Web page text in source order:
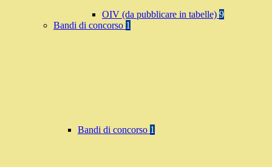
OIV (da pubblicare in tabelle) 9
Bandi di concorso 1
Bandi di concorso 1